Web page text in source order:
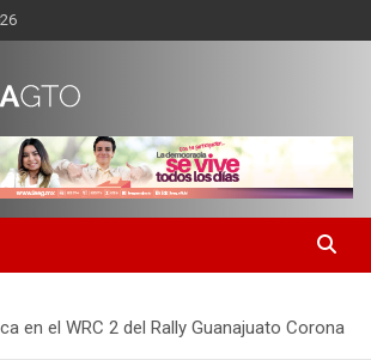
GUANAJUATO
en el WRC 2 del Rally Guanajuato Corona